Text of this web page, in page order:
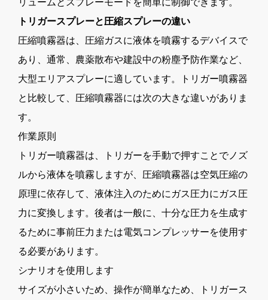
トリガースプレーと圧縮スプレーの違い
圧縮噴霧器は、圧縮ガスに液体を噴霧するデバイスで
あり、通常、農薬散布や建設中の粉塵予防作業など、
大型エリアスプレーに適しています。トリガー噴霧器
と比較して、圧縮噴霧器には次の大きな違いがありま
す。
作業原則
トリガー噴霧器は、トリガーを手動で押すことでノズ
ルから液体を噴霧しますが、圧縮噴霧器は空気圧縮の
原理に依存して、液体注入のためにガス圧力にガス圧
力に変換します。後者は一般に、十分な圧力を生成す
るために事前圧力または電気コンプレッサーを使用す
る必要があります。
シナリオを使用します
サイズが小さいため、操作が簡単なため、トリガース